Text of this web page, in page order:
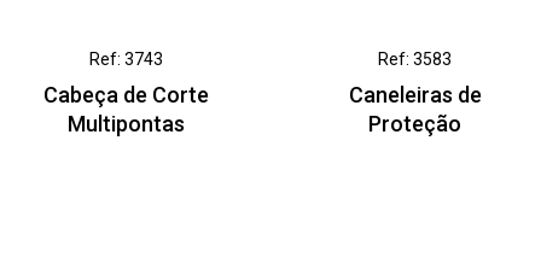
Ref: 3743
Cabeça de Corte
Multipontas
Ref: 3583
Caneleiras de
Proteção